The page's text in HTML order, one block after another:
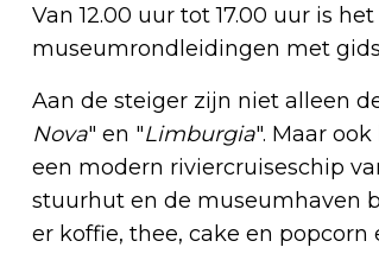
Van 12.00 uur tot 17.00 uur is
museumrondleidingen met
Aan de steiger zijn niet alleen
Nova" en "Limburgia". Maar
een modern riviercruiseschip
stuurhut en de museumhaven
er koffie, thee, cake en